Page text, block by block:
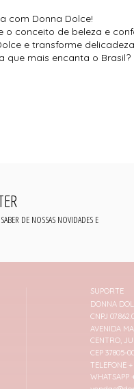
com Donna Dolce!
o conceito de beleza e
e transforme
que mais encanta o Brasil?
DE NOSSAS NOVIDADES E
SUPORTE
DONNA
CNPJ
AVENIDA
CENTRO,
CEP 37805-
TELEFONE
WHATSAPP